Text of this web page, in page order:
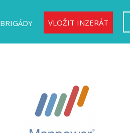
BRIGÁDY VLOŽIT INZERÁT